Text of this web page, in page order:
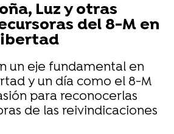
Luz y otras
del 8-M en
un eje fundamental en
y un día como el 8-M
para reconocerlas
de las reivindicaciones